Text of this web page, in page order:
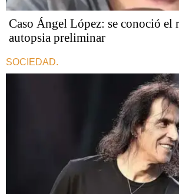
Caso Ángel López: se conoció el
autopsia preliminar
SOCIEDAD.